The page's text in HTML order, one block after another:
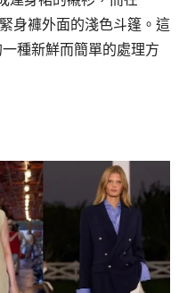
身褲外面的淺色斗篷。這
種新鮮而簡單的處理方